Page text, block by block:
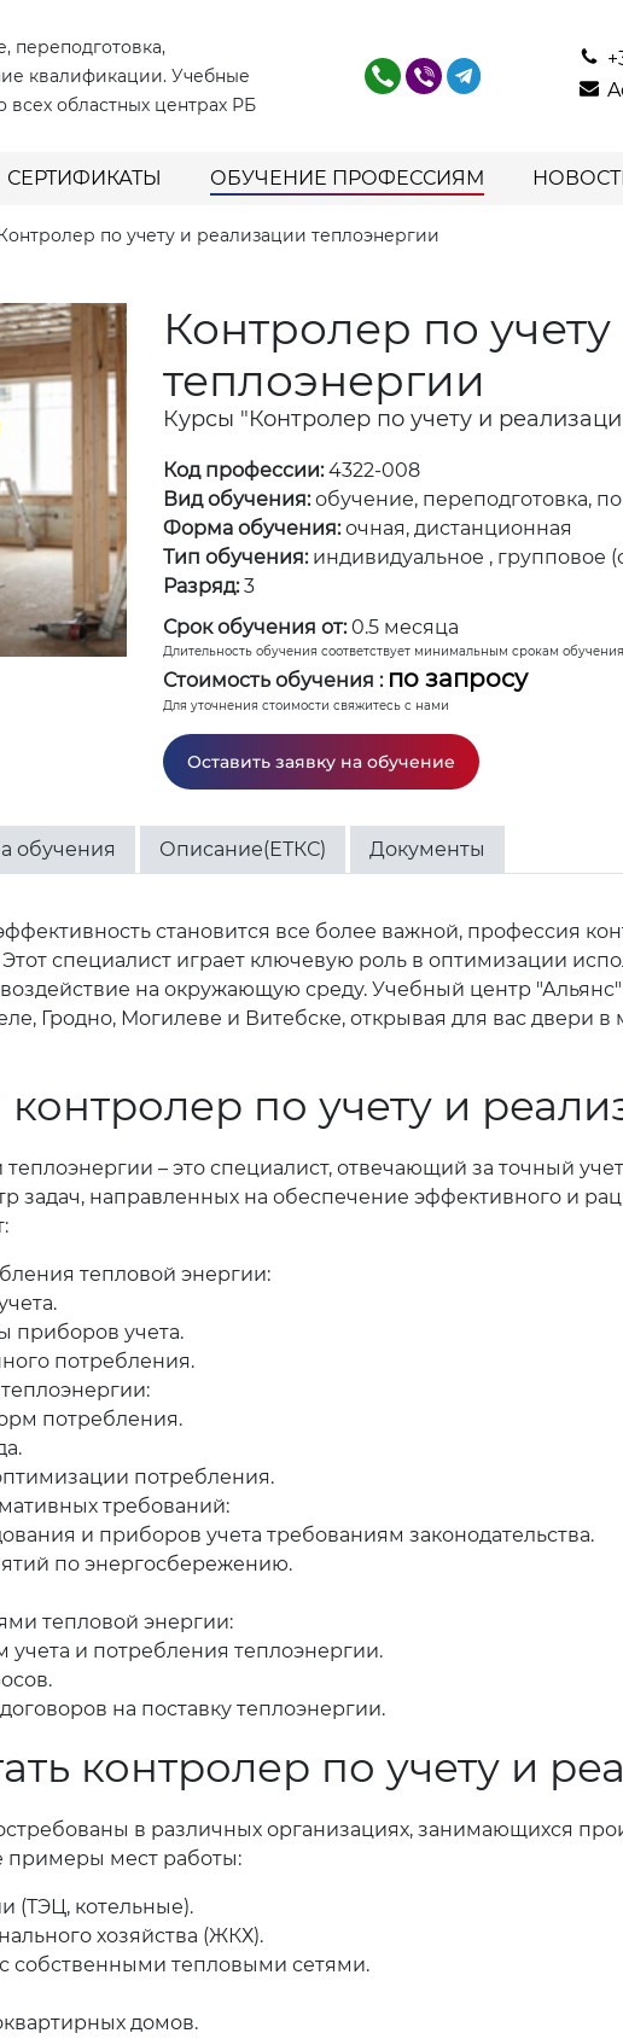
переподготовка,
квалификации. Учебные
всех областных центрах РБ
СЕРТИФИКАТЫ ОБУЧЕНИЕ ПРОФЕССИЯМ
по учету и реализации теплоэнергии
Контролер по
теплоэнергии
Курсы "Контролер по учету и
Код профессии:4322-008
Вид обучения: обучение, переподготовка,
Форма обучения: очная, дистанционная
Тип обучения: индивидуальное , групповое
Разряд: 3
Срок обучения от: 0.5 месяца
Длительность обучения соответствует минимальным срокам
Стоимость обучения : по запросу
Для уточнения стоимости свяжитесь с нами
Оставить заявку на обучение
обучения Описание(ЕТКС) Документы
становится все более важной, профессия
специалист играет ключевую роль в оптимизации
на окружающую среду. Учебный центр
Гродно, Могилеве и Витебске, открывая для вас двери
по учету и
– это специалист, отвечающий за точный
задач, направленных на обеспечение эффективного и
тепловой энергии:
приборов учета.
потребления.
потребления.
потребления.
требований:
и приборов учета требованиям законодательства.
по энергосбережению.
тепловой энергии:
учета и потребления теплоэнергии.
на поставку теплоэнергии.
контролер по учету и
в различных организациях, занимающихся
примеры мест работы:
(ТЭЦ, котельные).
хозяйства (ЖКХ).
тепловыми сетями.
домов.